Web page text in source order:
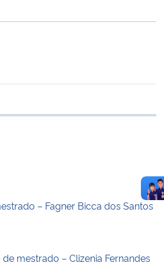
transferência
– Fagner Bicca dos Santos
mestrado – Clizenia Fernandes